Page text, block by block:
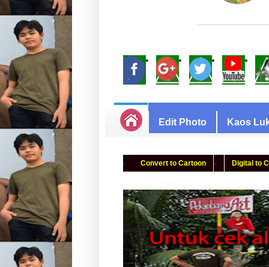
Edit Photo Kaos
Convert to Cartoon Digital to